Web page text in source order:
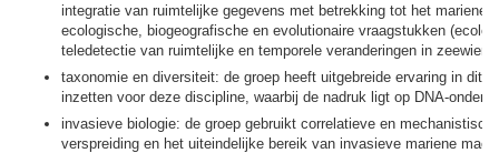
integratie van ruimtelijke gegevens met betrekking tot het mariene
ecologische, biogeografische en evolutionaire vraagstukken
teledetectie van ruimtelijke en temporele veranderingen in
taxonomie en diversiteit: de groep heeft uitgebreide ervaring in dit
inzetten voor deze discipline, waarbij de nadruk ligt op DNA-
invasieve biologie: de groep gebruikt correlatieve en
verspreiding en het uiteindelijke bereik van invasieve mariene